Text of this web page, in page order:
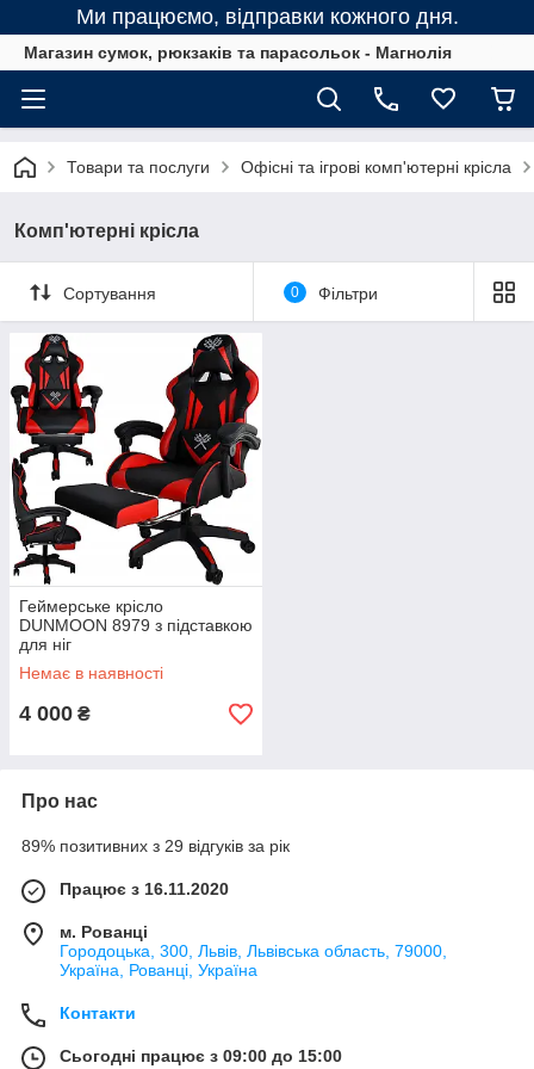
Ми працюємо, відправки кожного дня.
Магазин сумок, рюкзаків та парасольок - Магнолія
Товари та послуги Офісні та ігрові комп'ютерні крісла
Комп'ютерні крісла
Сортування 0 Фільтри
Геймерське крісло
DUNMOON 8979 з підставкою
для ніг
Немає в наявності
4 000 ₴
Про нас
89% позитивних з 29 відгуків за рік
Працює з 16.11.2020
м. Рованці
Городоцька, 300, Львів, Львівська область, 79000,
Україна, Рованці, Україна
Контакти
Сьогодні працює з 09:00 до 15:00